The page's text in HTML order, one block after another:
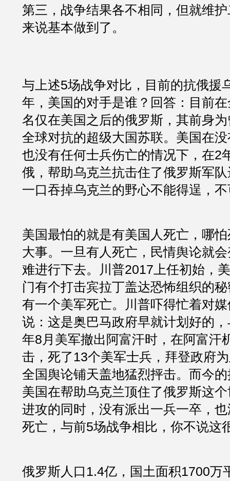
第三，战争结果各不相同，但就维
来说基本做到了。
与上述5场战争对比，目前的抗俄援
年，美国的对手是谁？回答：目前
名仅在美国之后的俄罗斯，其前身
全球对抗的超级大国苏联。美国在
也没有任何士兵伤亡的情况下，在2
俄，帮助乌克兰抗击住了俄罗斯军
一口吞掉乌克兰的野心不能得逞，
美国最怕的就是有美国人死亡，哪
大事。一旦有人死亡，民情舆论就
难进行下去。川普2017上任初始，
门有个打击宾拉丁盖达恐怖组织的
有一个美军死亡。川普吓得忙着对
说：这是奥巴马政府早就计划好的
年8月美军撤出阿富汗时，在阿富汗
击，死了13个美军士兵，拜登政府
全国舆论铺天盖地猛烈抨击。而今
美国在帮助乌克兰顶住了俄罗斯这
进攻的同时，没有派出一兵一卒，
死亡，与前5场战争相比，你不说这
俄罗斯人口1.4亿，国土面积1700万